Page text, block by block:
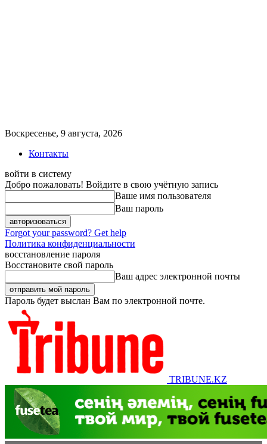
Воскресенье, 9 августа, 2026
Контакты
войти в систему
Добро пожаловать! Войдите в свою учётную запись
Ваше имя пользователя
Ваш пароль
Forgot your password? Get help
Политика конфиденциальности
восстановление пароля
Восстановите свой пароль
Ваш адрес электронной почты
Пароль будет выслан Вам по электронной почте.
TRIBUNE.KZ